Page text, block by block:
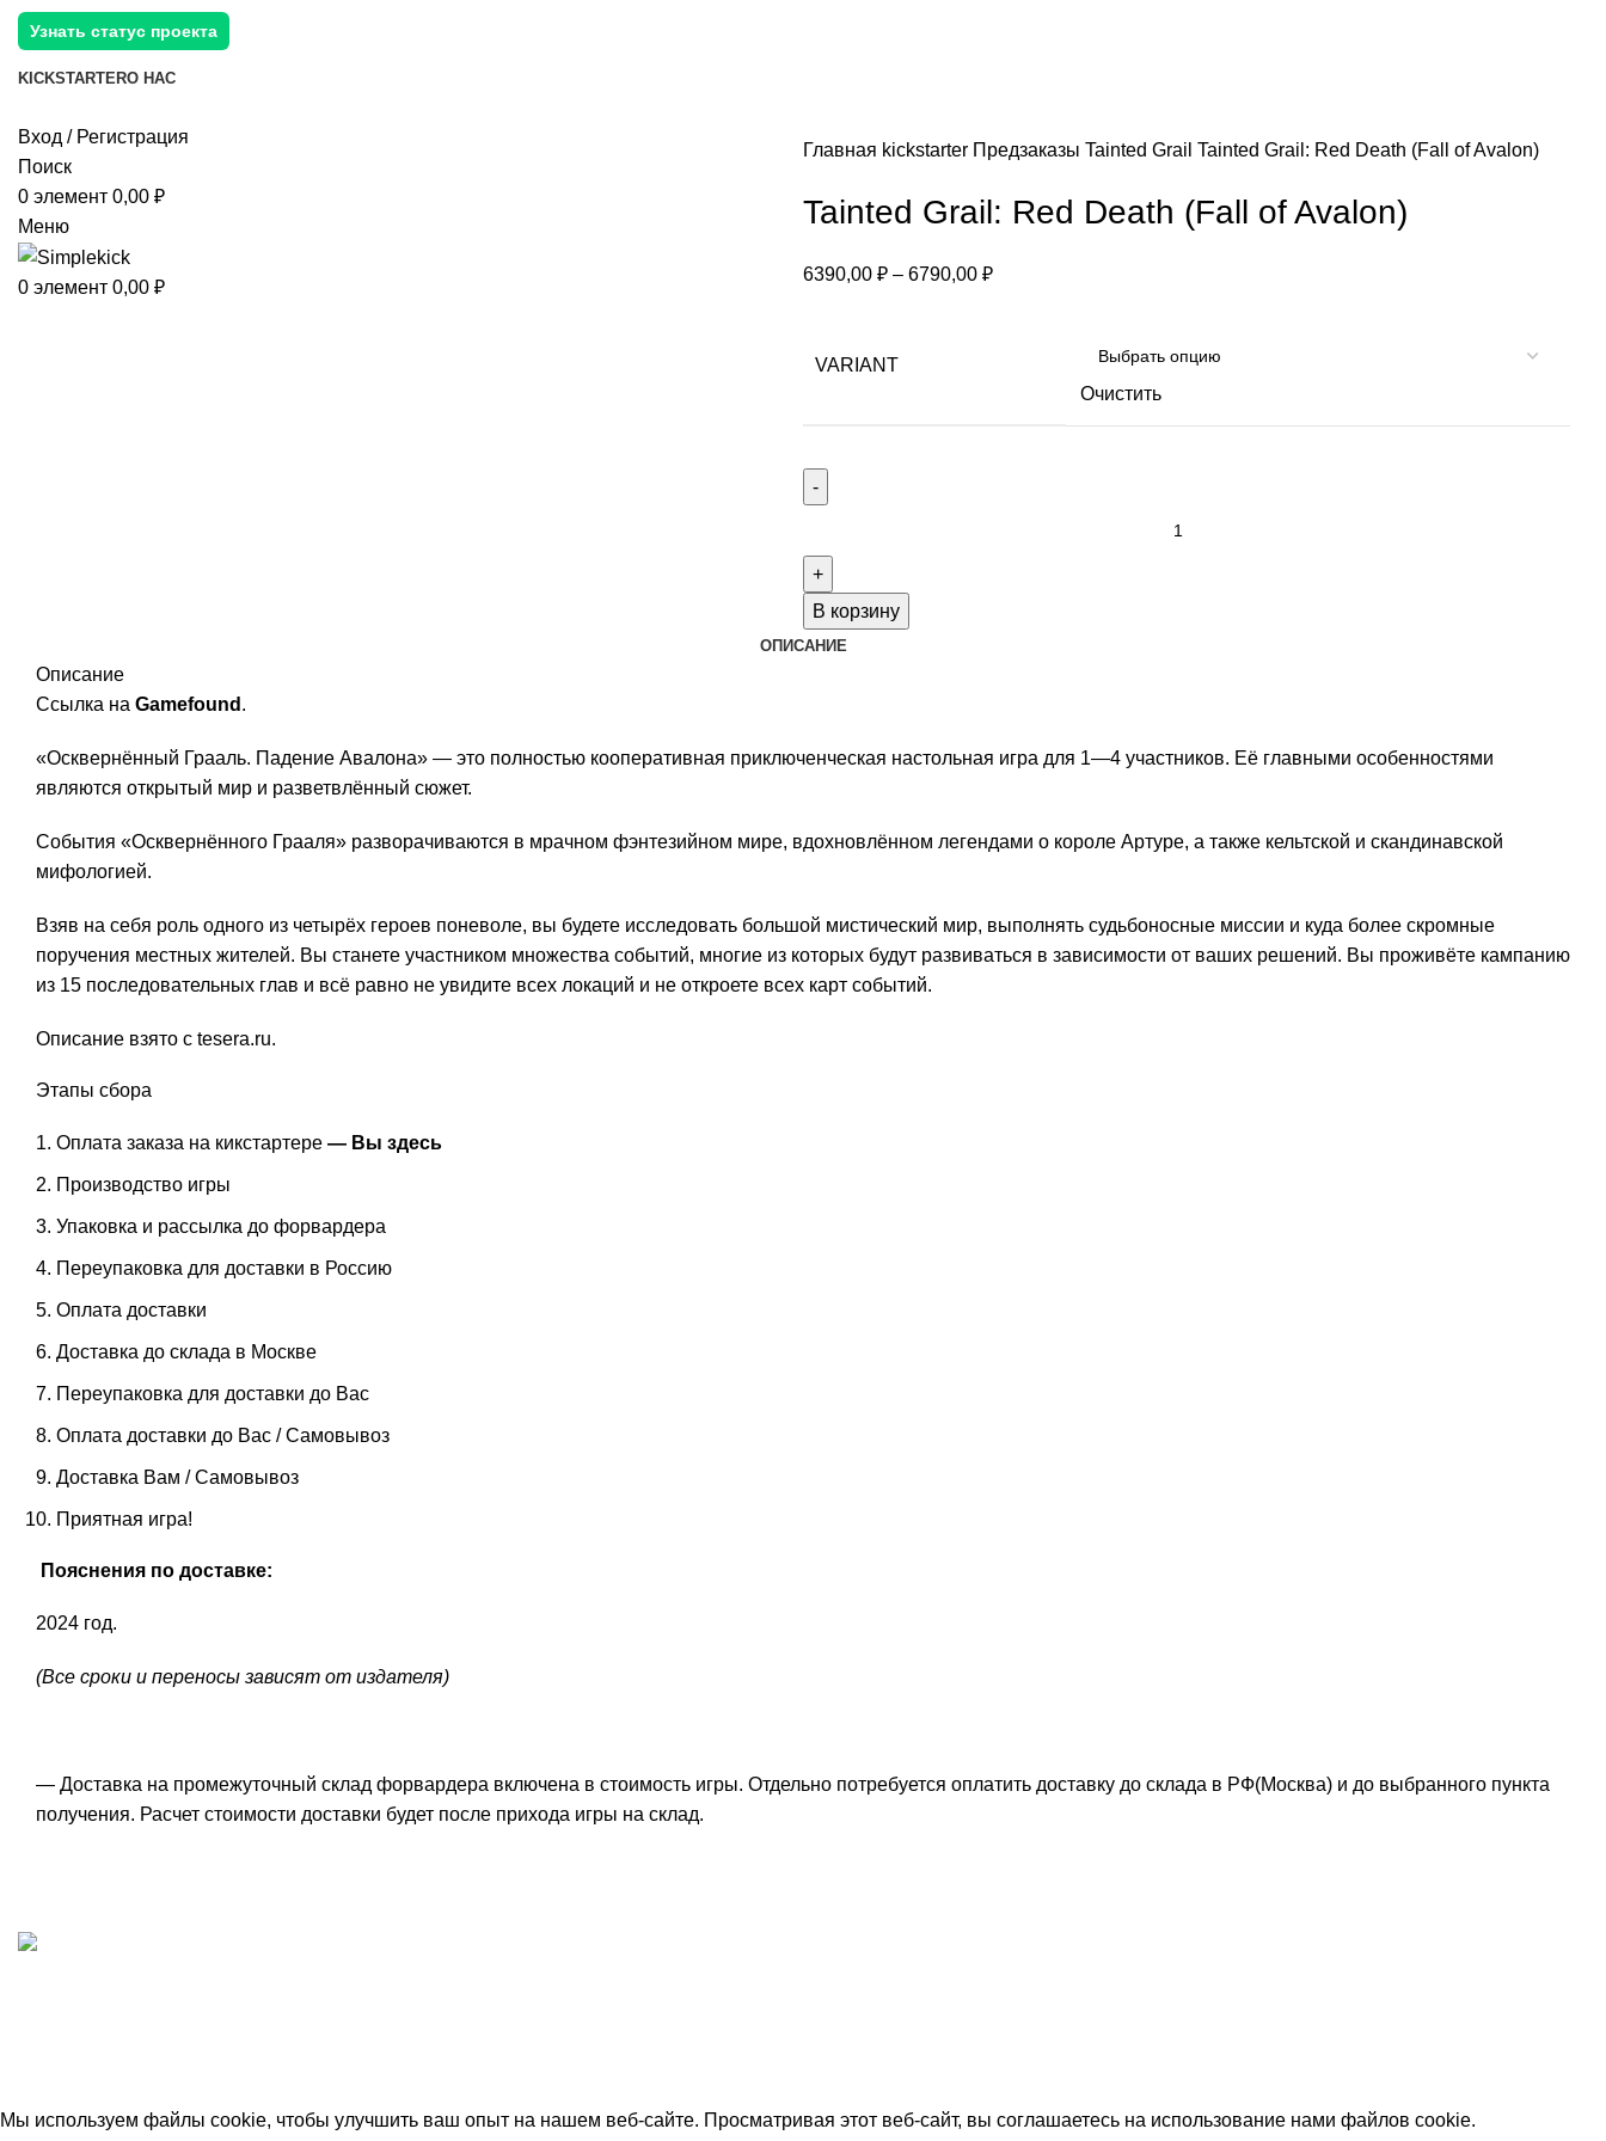
Узнать статус проекта
KICKSTARTERО НАС
Вход / Регистрация
Поиск
0 элемент 0,00 ₽
Меню
0 элемент 0,00 ₽
Главная kickstarter Предзаказы Tainted Grail Tainted Grail: Red Death (Fall of Avalon)
Tainted Grail: Red Death (Fall of Avalon)
6390,00 ₽ – 6790,00 ₽
VARIANT
Очистить
Tainted
Grail:
Red
Avalon)
В корзину
ОПИСАНИЕ
Описание
Ссылка на Gamefound .
«Осквернённый Грааль. Падение Авалона» — это полностью кооперативная приключенческая настольная игра для 1—4 участников. Её главными особенностями
являются открытый мир и разветвлённый сюжет.
События «Осквернённого Грааля» разворачиваются в мрачном фэнтезийном мире, вдохновлённом легендами о короле Артуре, а также кельтской и скандинавской
мифологией.
Взяв на себя роль одного из четырёх героев поневоле, вы будете исследовать большой мистический мир, выполнять судьбоносные миссии и куда более скромные
поручения местных жителей. Вы станете участником множества событий, многие из которых будут развиваться в зависимости от ваших решений. Вы проживёте кампанию
из 15 последовательных глав и всё равно не увидите всех локаций и не откроете всех карт событий.
Описание взято с tesera.ru.
Этапы сбора
Оплата заказа на кикстартере — Вы здесь
Производство игры
Упаковка и рассылка до форвардера
Переупаковка для доставки в Россию
Оплата доставки
Доставка до склада в Москве
Переупаковка для доставки до Вас
Оплата доставки до Вас / Самовывоз
Доставка Вам / Самовывоз
Приятная игра!
Пояснения по доставке:
2024 год.
(Все сроки и переносы зависят от издателя)
— Доставка на промежуточный склад форвардера включена в стоимость игры. Отдельно потребуется оплатить доставку до склада в РФ(Москва) и до выбранного пункта
получения. Расчет стоимости доставки будет после прихода игры на склад.
Мы используем файлы cookie, чтобы улучшить ваш опыт на нашем веб-сайте. Просматривая этот веб-сайт, вы соглашаетесь на использование нами файлов cookie.